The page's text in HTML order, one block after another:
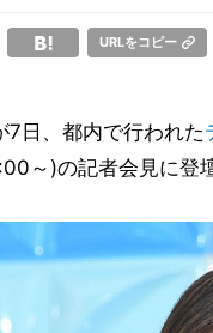
URLをコピー
7日、都内で行われた
～)の記者会見に登